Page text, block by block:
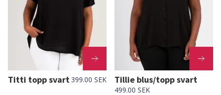
Titti topp svart 399.00 SEK Tillie blus/topp svart
499.00 SEK